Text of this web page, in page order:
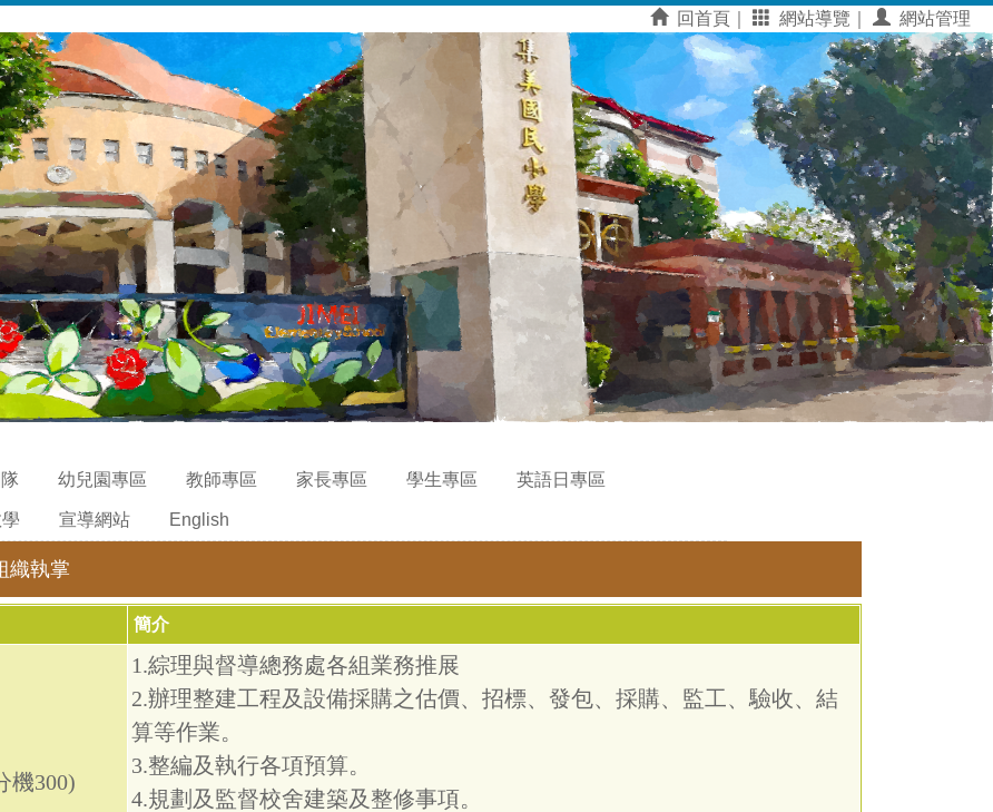
回首頁｜ 網站導覽｜ 網站管理
幼兒園專區 教師專區 家長專區 學生專區 英語日專區
宣導網站 English
織執掌
簡介
機300)
1.綜理與督導總務處各組業務推展
2.辦理整建工程及設備採購之估價、招標、發包、採購、監工、驗收、結
算等作業。
3.整編及執行各項預算。
4.規劃及監督校舍建築及整修事項。